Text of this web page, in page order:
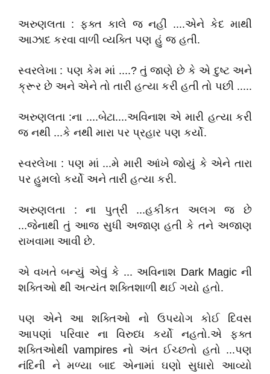
અરુણલતા : ફક્ત કાલે જ નહીં ....એને કેદ માથી
આઝાદ કરવા વાળી વ્યક્તિ પણ હું જ હતી.
સ્વરલેખા : પણ કેમ માં ....? તું જાણે છે કે એ દુષ્ટ અને
ક્રૂર છે અને એને તો તારી હત્યા કરી હતી તો પછી .....
અરુણલતા :ના ....બેટા....અવિનાશ એ મારી હત્યા કરી
જ નથી ...કે નથી મારા પર પ્રહાર પણ કર્યો.
સ્વરલેખા : પણ માં ...મે મારી આંખે જોયું કે એને તારા
પર હુમલો કર્યો અને તારી હત્યા કરી.
અરુણલતા : ના પુત્રી ...હકીકત અલગ જ છે
...જેનાથી તું આજ સુધી અજાણ હતી કે તને અજાણ
રાખવામા આવી છે.
એ વખતે બન્યું એવું કે ... અવિનાશ Dark Magic ની
શક્તિઓ થી અત્યંત શક્તિશાળી થઈ ગયો હતો.
પણ એને આ શક્તિઓ નો ઉપયોગ કોઈ દિવસ
આપણાં પરિવાર ના વિરુધ્ધ કર્યો નહતો.એ ફક્ત
શક્તિઓથી vampires નો અંત ઈચ્છતો હતો ...પણ
નંદિની ને મળ્યા બાદ એનામાં ઘણો સુધારો આવ્યો